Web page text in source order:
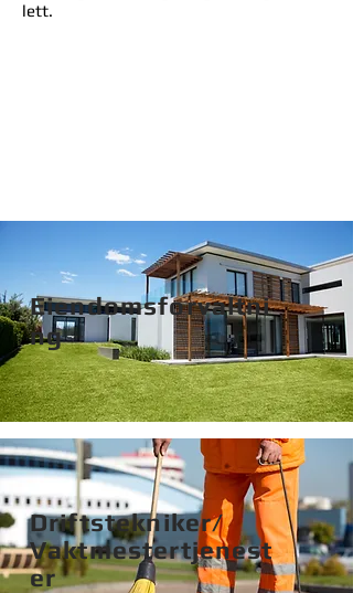
lett.
Eiendomsforvaltni
ng
Driftstekniker/
Vaktmestertjenest
er